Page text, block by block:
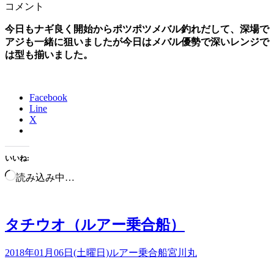
コメント
今日もナギ良く開始からポツポツメバル釣れだして、深場で
アジも一緒に狙いましたが今日はメバル優勢で深いレンジで
は型も揃いました。
Facebook
Line
X
いいね:
読み込み中…
タチウオ（ルアー乗合船）
2018年01月06日(土曜日)ルアー乗合船宮川丸